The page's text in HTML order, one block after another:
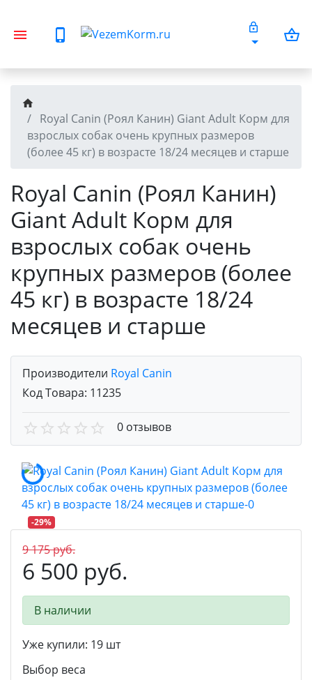
Royal Canin (Роял Канин) Giant Adult Корм для
взрослых собак очень крупных размеров
(более 45 кг) в возрасте 18/24 месяцев и старше
Royal Canin (Роял Канин)
Giant Adult Корм для
взрослых собак очень
крупных размеров (более
45 кг) в возрасте 18/24
месяцев и старше
Производители Royal Canin
Код Товара: 11235
0 отзывов
-29%
купить
выгодно
9 175 руб.
6 500 руб.
В наличии
Уже купили: 19 шт
Выбор веса